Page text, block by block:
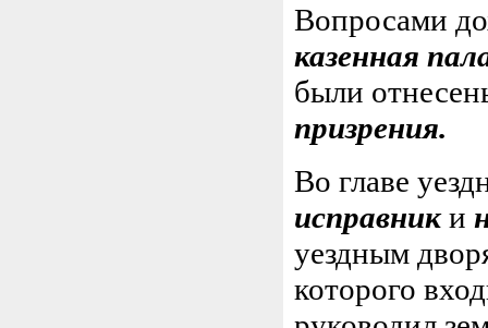
Вопросами
казенная
были
призрения.
Во главе
исправники
уездным
которого